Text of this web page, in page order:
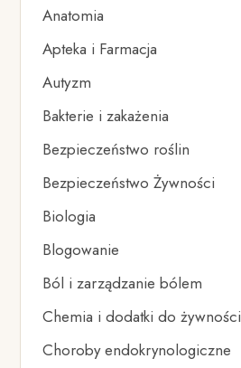
Anatomia
Apteka i Farmacja
Autyzm
Bakterie i zakażenia
Bezpieczeństwo roślin
Bezpieczeństwo Żywności
Biologia
Blogowanie
Ból i zarządzanie bólem
Chemia i dodatki do żywności
Choroby endokrynologiczne